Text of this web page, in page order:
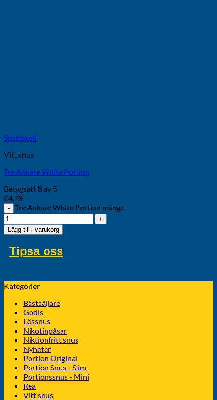
Snabbkoll
Vitt snus
Tre Ankare White Portion
Betygsatt5av 5
€4.29
Tre Ankare White Portion mängd
Lägg till i varukorg
Tipsa oss
Kategorier
Bästsäljare
Godis
Lössnus
Nikotinpåsar
Niktionfritt snus
Nyheter
Portion Original
Portion Snus - Slim
Portionssnus - Mini
Rea
Vitt snus